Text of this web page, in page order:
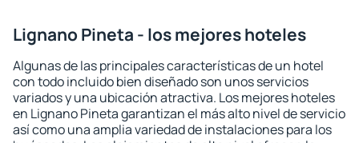
Lignano Pineta - los mejores hoteles
Algunas de las principales características de un hotel
con todo incluido bien diseñado son unos servicios
variados y una ubicación atractiva. Los mejores hoteles
en Lignano Pineta garantizan el más alto nivel de servicio
así como una amplia variedad de instalaciones para los